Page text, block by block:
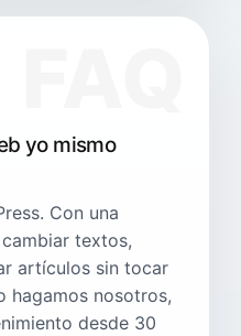
yo mismo
Con una
textos,
artículos sin tocar
hagamos nosotros,
desde 30